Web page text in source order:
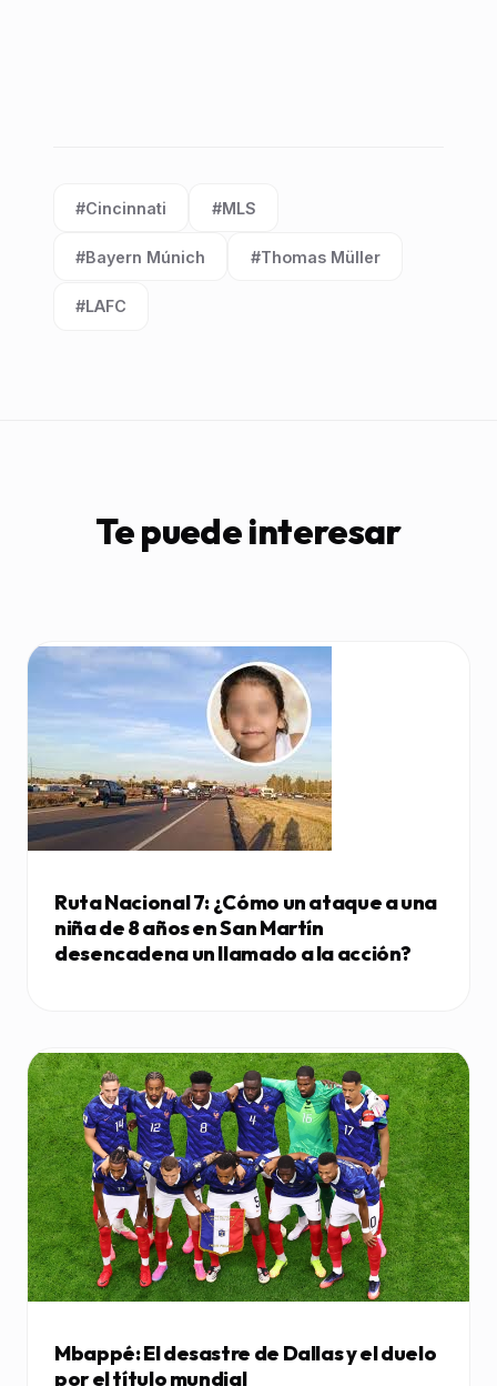
Etiqueta:
#Cincinnati
Etiqueta:
#MLS
Etiqueta:
#Bayern Múnich
Etiqueta:
#Thomas Müller
Etiqueta:
#LAFC
Te puede interesar
Ruta Nacional 7: ¿Cómo un ataque a una
niña de 8 años en San Martín
desencadena un llamado a la acción?
Mbappé: El desastre de Dallas y el duelo
por el título mundial